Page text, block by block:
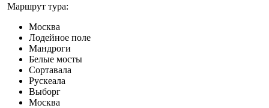
Маршрут тура:
Москва
Лодейное поле
Мандроги
Белые мосты
Сортавала
Рускеала
Выборг
Москва